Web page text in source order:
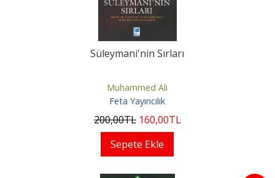
Süleymani'nin Sırları
Muhammed Ali
Feta Yayıncılık
200,00TL 160,00TL
Sepete Ekle